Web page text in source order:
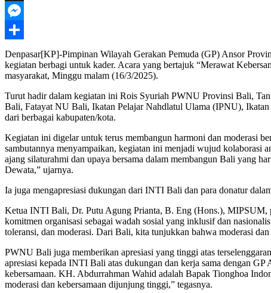
Threads
Messenger
Share
Denpasar[KP]-Pimpinan Wilayah Gerakan Pemuda (GP) Ansor
kegiatan berbagi untuk kader. Acara yang bertajuk “Merawat
masyarakat, Minggu malam (16/3/2025).
Turut hadir dalam kegiatan ini Rois Syuriah PWNU Provinsi Bali,
Bali, Fatayat NU Bali, Ikatan Pelajar Nahdlatul Ulama (IPNU),
dari berbagai kabupaten/kota.
Kegiatan ini digelar untuk terus membangun harmoni dan moderasi
sambutannya menyampaikan, kegiatan ini menjadi wujud kolaborasi
ajang silaturahmi dan upaya bersama dalam membangun Bali yang
Dewata,” ujarnya.
Ia juga mengapresiasi dukungan dari INTI Bali dan para donatur
Ketua INTI Bali, Dr. Putu Agung Prianta, B. Eng (Hons.), MIPSUM,
komitmen organisasi sebagai wadah sosial yang inklusif dan
toleransi, dan moderasi. Dari Bali, kita tunjukkan bahwa moderasi
PWNU Bali juga memberikan apresiasi yang tinggi atas
apresiasi kepada INTI Bali atas dukungan dan kerja sama dengan
kebersamaan. KH. Abdurrahman Wahid adalah Bapak Tionghoa
moderasi dan kebersamaan dijunjung tinggi,” tegasnya.